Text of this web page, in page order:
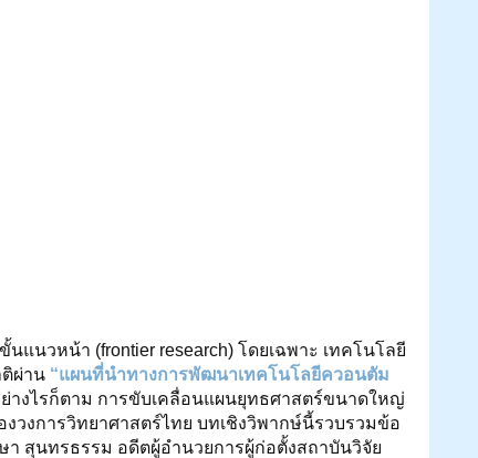
นวหน้า (frontier research) โดยเฉพาะ เทคโนโลยี
ผ่าน “แผนที่นำทางการพัฒนาเทคโนโลยีควอนตัม
างไรก็ตาม การขับเคลื่อนแผนยุทธศาสตร์ขนาดใหญ่
วงการวิทยาศาสตร์ไทย บทเชิงวิพากษ์นี้รวบรวมข้อ
สุนทรธรรม อดีตผู้อำนวยการผู้ก่อตั้งสถาบันวิจัย